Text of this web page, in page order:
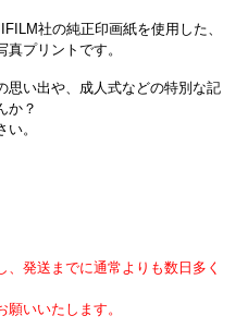
社の純正印画紙を使用した、
プリントです。
思い出や、成人式などの特別な記
か？
。
発送までに通常よりも数日多く
いいたします。